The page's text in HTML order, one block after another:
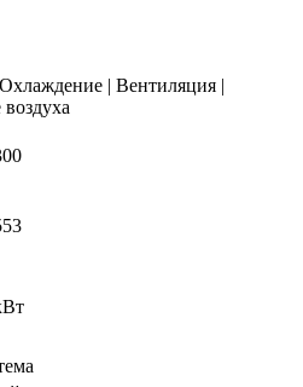
| Вентиляция |